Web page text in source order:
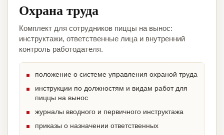
Охрана труда
Комплект для сотрудников пиццы на вынос:
инструктажи, ответственные лица и внутренний
контроль работодателя.
положение о системе управления охраной труда
инструкции по должностям и видам работ для
пиццы на вынос
журналы вводного и первичного инструктажа
приказы о назначении ответственных